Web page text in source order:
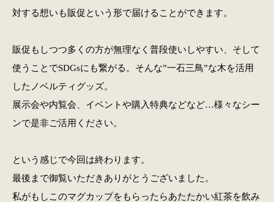
対する想いも販促という形で届けることができます。
販促もしつつ多くの方が無理なく普段使いしやすい、そして
使うことでSDGsにも繋がる。そんな”一石三鳥”な木を活用
したノベルティグッズ。
展示会や内覧会、イベントや購入特典などなど…様々なシー
ンで是非ご活用ください。
という感じで今回は終わります。
最後まで御覧いただきありがとうございました。
私がもしこのマグカップをもらったらあたたかい紅茶を飲み